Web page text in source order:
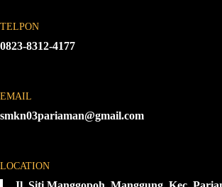
TELPON
0823-8312-4177
EMAIL
smkn03pariaman@gmail.com
LOCATION